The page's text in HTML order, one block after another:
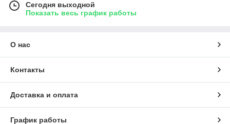
Сегодня выходной
Показать весь график работы
О нас
Контакты
Доставка и оплата
График работы